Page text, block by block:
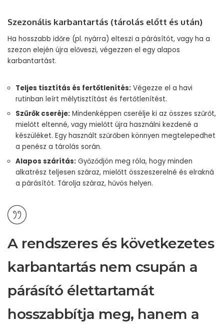
Szezonális karbantartás (tárolás előtt és után)
Ha hosszabb időre (pl. nyárra) elteszi a párásítót, vagy ha a
szezon elején újra előveszi, végezzen el egy alapos
karbantartást.
Teljes tisztítás és fertőtlenítés: Végezze el a havi
rutinban leírt mélytisztítást és fertőtlenítést.
Szűrők cseréje: Mindenképpen cserélje ki az összes szűrőt,
mielőtt eltenné, vagy mielőtt újra használni kezdené a
készüléket. Egy használt szűrőben könnyen megtelepedhet
a penész a tárolás során.
Alapos szárítás: Győződjön meg róla, hogy minden
alkatrész teljesen száraz, mielőtt összeszerelné és elrakná
a párásítót. Tárolja száraz, hűvös helyen.
A rendszeres és következetes
karbantartás nem csupán a
párásító élettartamát
hosszabbítja meg, hanem a